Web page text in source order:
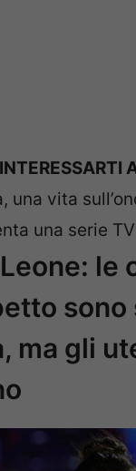
una vita
una serie TV
le
sono
ma gli